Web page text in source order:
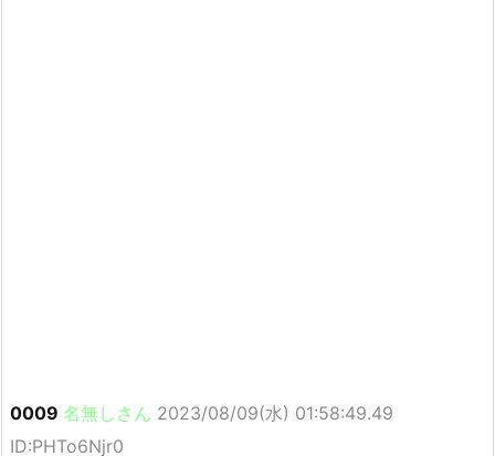
0009 名無しさん 2023/08/09(水) 01:58:49.49
ID:PHTo6Njr0